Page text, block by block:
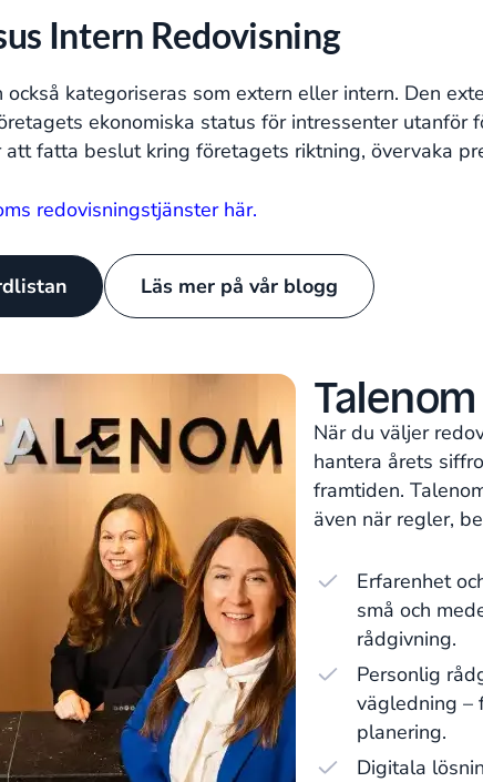
Intern Redovisning
också kategoriseras som extern eller intern. Den
ekonomiska status för intressenter utanför
fatta beslut kring företagets riktning, övervaka
redovisningstjänster här.
Läs mer på vår blogg
När du väljer
hantera årets
framtiden.
även när regler,
Erfarenhet
små och
rådgivning.
Personlig
vägledning –
planering.
Digitala